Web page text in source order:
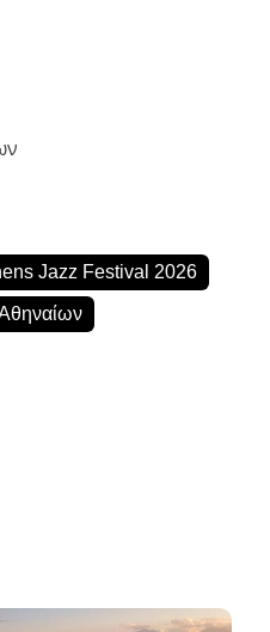
Jazz Festival 2026